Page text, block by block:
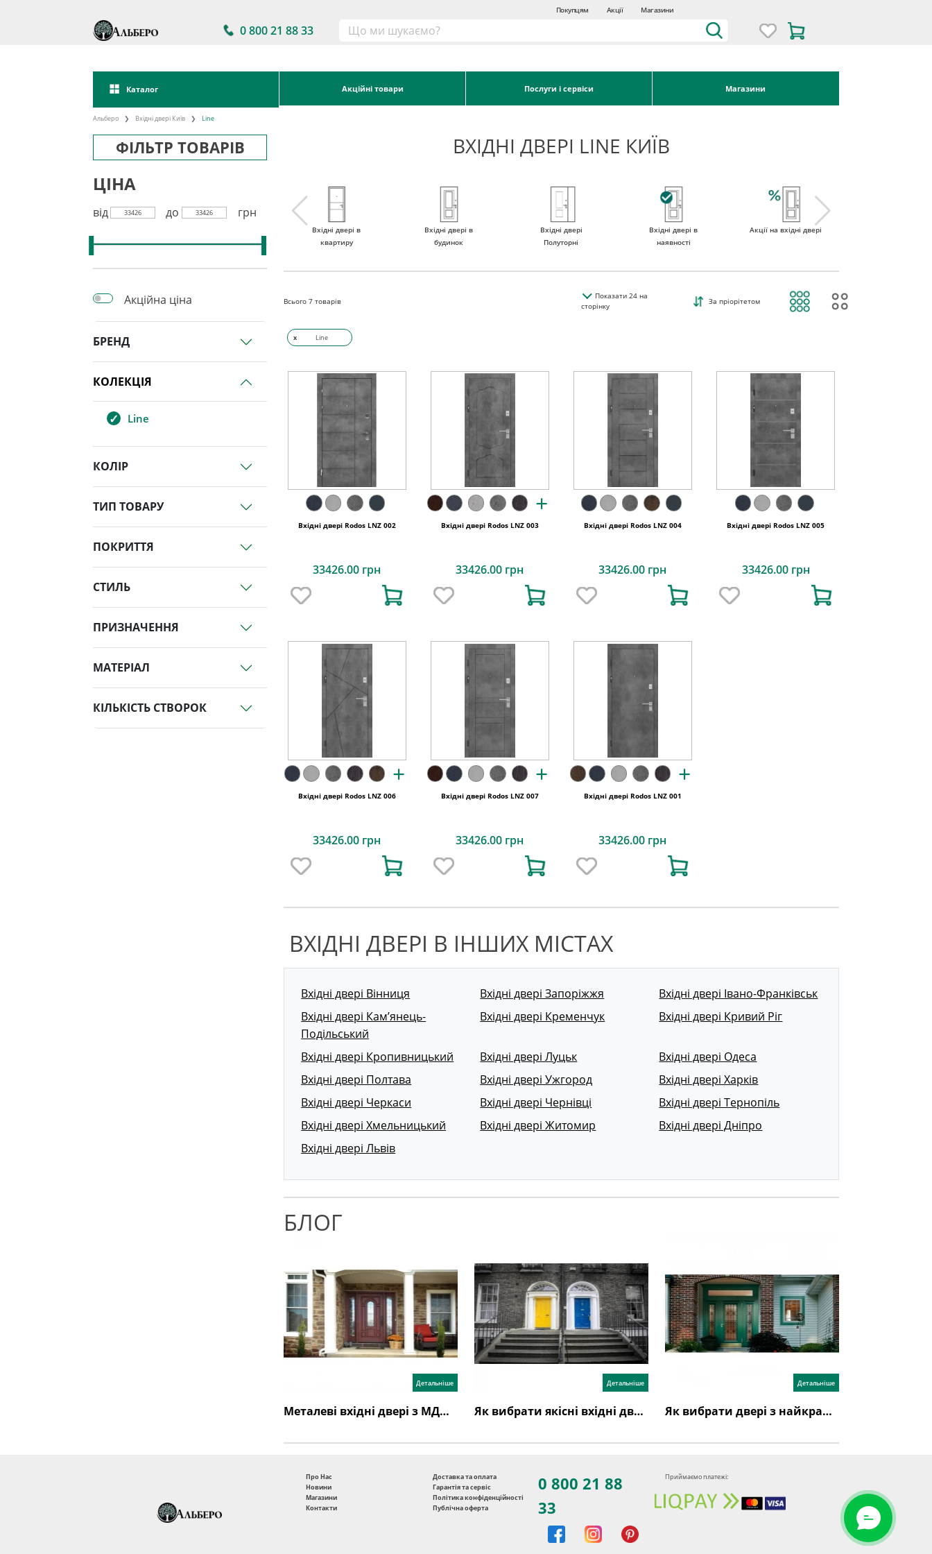
Покупцям Акції Магазини
0 800 21 88 33
Каталог Акційні товари Послуги і сервіси Магазини
Альберо Вхідні двері Київ Line
ФІЛЬТР ТОВАРІВ ВХІДНІ ДВЕРІ LINE КИЇВ
ЦІНА
від 33426 до 33426 грн
Акційна ціна
БРЕНД
КОЛЕКЦІЯ
Line
КОЛІР
ТИП ТОВАРУ
ПОКРИТТЯ
СТИЛЬ
ПРИЗНАЧЕННЯ
МАТЕРІАЛ
КІЛЬКІСТЬ СТВОРОК
склом
Вхідні двері в
квартиру
Вхідні двері в
будинок
Вхідні двері
Полуторні
Вхідні двері в
наявності
Акції на вхідні двері
Всього7 товарів
Показати24на
сторінку
За пріорітетом
x Line
Вхідні двері Rodos LNZ 002
33426.00 грн
+
Вхідні двері Rodos LNZ 003
33426.00 грн
Вхідні двері Rodos LNZ 004
33426.00 грн
Вхідні двері Rodos LNZ 005
33426.00 грн
+
Вхідні двері Rodos LNZ 006
33426.00 грн
+
Вхідні двері Rodos LNZ 007
33426.00 грн
+
Вхідні двері Rodos LNZ 001
33426.00 грн
ВХІДНІ ДВЕРІ В ІНШИХ МІСТАХ
Вхідні двері Вінниця Вхідні двері Запоріжжя
Вхідні двері Івано-Франківськ
Вхідні двері Кам’янець-
Подільський
Вхідні двері Кременчук Вхідні двері Кривий Ріг
Вхідні двері Кропивницький Вхідні двері Луцьк
Вхідні двері Одеса
Вхідні двері Полтава
Вхідні двері Ужгород
Вхідні двері Харків
Вхідні двері Черкаси
Вхідні двері Чернівці
Вхідні двері Тернопіль
Вхідні двері Хмельницький
Вхідні двері Житомир
Вхідні двері Дніпро
Вхідні двері Львів
БЛОГ
Детальніше
Металеві вхідні двері з МДФ накладками: основні переваги, різновиди. Правила догляду
Детальніше
Як вибрати якісні вхідні двері в приватний будинок та в квартиру?
Детальніше
Як вибрати двері з найкращою шумоізоляцією
Про Нас
Новини
Магазини
Контакти
Доставка та оплата
Гарантія та сервіс
Політика конфіденційності
Публічна оферта
0 800 21 88
33
Приймаємо платежі: